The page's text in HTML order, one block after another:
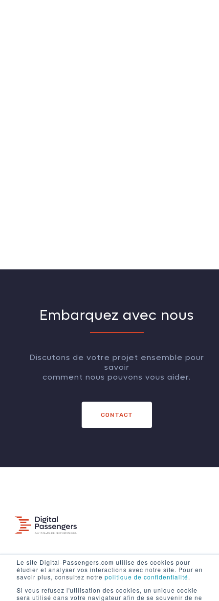
Le site Digital-Passengers.com utilise des cookies pour
étudier et analyser vos interactions avec notre site. Pour en
savoir plus, consultez notre politique de confidentialité.
Si vous refusez l'utilisation des cookies, un unique cookie
sera utilisé dans votre navigateur afin de se souvenir de ne
Embarquez avec nous
Discutons de votre projet ensemble pour
savoir
comment nous pouvons vous aider.
CONTACT
Mentions légales
Politique de confidentialité
Contact